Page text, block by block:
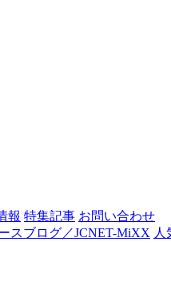
報 特集記事 お問い合わせ
スブログ／JCNET-MiXX 人